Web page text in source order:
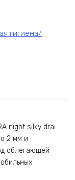
гигиена/
night silky drai
2 мм и
облегающей